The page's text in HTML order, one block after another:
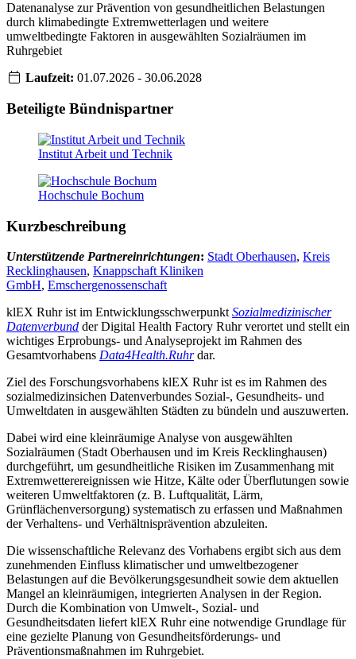
Datenanalyse zur Prävention von gesundheitlichen Belastungen
durch klimabedingte Extremwetterlagen und weitere
umweltbedingte Faktoren in ausgewählten Sozialräumen im
Ruhrgebiet
Laufzeit: 01.07.2026 - 30.06.2028
Beteiligte Bündnispartner
Institut Arbeit und Technik
Hochschule Bochum
Kurzbeschreibung
Unterstützende Partnereinrichtungen: Stadt Oberhausen, Kreis
Recklinghausen, Knappschaft Kliniken
GmbH, Emschergenossenschaft
klEX Ruhr ist im Entwicklungsschwerpunkt Sozialmedizinischer
Datenverbund der Digital Health Factory Ruhr verortet und stellt ein
wichtiges Erprobungs- und Analyseprojekt im Rahmen des
Gesamtvorhabens Data4Health.Ruhrdar.
Ziel des Forschungsvorhabens klEX Ruhr ist es im Rahmen des
sozialmedizinsichen Datenverbundes Sozial-, Gesundheits- und
Umweltdaten in ausgewählten Städten zu bündeln und auszuwerten.
Dabei wird eine kleinräumige Analyse von ausgewählten
Sozialräumen (Stadt Oberhausen und im Kreis Recklinghausen)
durchgeführt, um gesundheitliche Risiken im Zusammenhang mit
Extremwetterereignissen wie Hitze, Kälte oder Überflutungen sowie
weiteren Umweltfaktoren (z. B. Luftqualität, Lärm,
Grünflächenversorgung) systematisch zu erfassen und Maßnahmen
der Verhaltens- und Verhältnisprävention abzuleiten.
Die wissenschaftliche Relevanz des Vorhabens ergibt sich aus dem
zunehmenden Einfluss klimatischer und umweltbezogener
Belastungen auf die Bevölkerungsgesundheit sowie dem aktuellen
Mangel an kleinräumigen, integrierten Analysen in der Region.
Durch die Kombination von Umwelt-, Sozial- und
Gesundheitsdaten liefert klEX Ruhr eine notwendige Grundlage für
eine gezielte Planung von Gesundheitsförderungs- und
Präventionsmaßnahmen im Ruhrgebiet.